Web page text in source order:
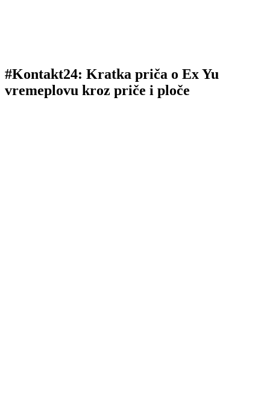
#Kontakt24: Kratka priča o Ex Yu
vremeplovu kroz priče i ploče